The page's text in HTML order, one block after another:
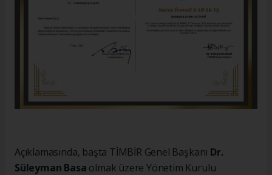
Açıklamasında, başta TİMBİR Genel Başkanı Dr.
Süleyman Basa olmak üzere Yönetim Kurulu